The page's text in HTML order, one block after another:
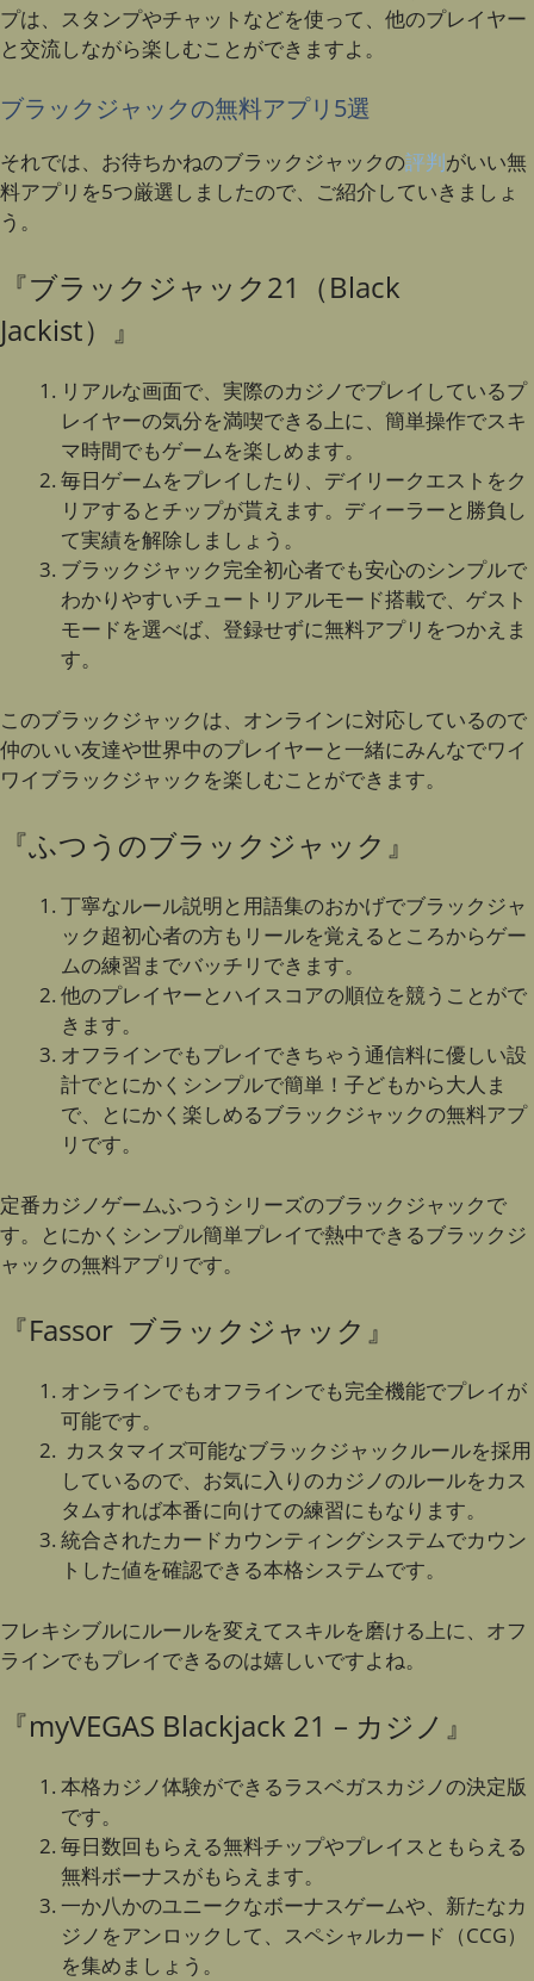
プは、スタンプやチャットなどを使って、他のプレイヤー
と交流しながら楽しむことができますよ。
ブラックジャックの無料アプリ5選
それでは、お待ちかねのブラックジャックの評判がいい無
料アプリを5つ厳選しましたので、ご紹介していきましょ
う。
『ブラックジャック21（Black
Jackist）』
リアルな画面で、実際のカジノでプレイしているプ
レイヤーの気分を満喫できる上に、簡単操作でスキ
マ時間でもゲームを楽しめます。
毎日ゲームをプレイしたり、デイリークエストをク
リアするとチップが貰えます。ディーラーと勝負し
て実績を解除しましょう。
ブラックジャック完全初心者でも安心のシンプルで
わかりやすいチュートリアルモード搭載で、ゲスト
モードを選べば、登録せずに無料アプリをつかえま
す。
このブラックジャックは、オンラインに対応しているので
仲のいい友達や世界中のプレイヤーと一緒にみんなでワイ
ワイブラックジャックを楽しむことができます。
『ふつうのブラックジャック』
丁寧なルール説明と用語集のおかげでブラックジャ
ック超初心者の方もリールを覚えるところからゲー
ムの練習までバッチリできます。
他のプレイヤーとハイスコアの順位を競うことがで
きます。
オフラインでもプレイできちゃう通信料に優しい設
計でとにかくシンプルで簡単！子どもから大人ま
で、とにかく楽しめるブラックジャックの無料アプ
リです。
定番カジノゲームふつうシリーズのブラックジャックで
す。とにかくシンプル簡単プレイで熱中できるブラックジ
ャックの無料アプリです。
『Fassor ブラックジャック』
オンラインでもオフラインでも完全機能でプレイが
可能です。
カスタマイズ可能なブラックジャックルールを採用
しているので、お気に入りのカジノのルールをカス
タムすれば本番に向けての練習にもなります。
統合されたカードカウンティングシステムでカウン
トした値を確認できる本格システムです。
フレキシブルにルールを変えてスキルを磨ける上に、オフ
ラインでもプレイできるのは嬉しいですよね。
『myVEGAS Blackjack 21 – カジノ』
本格カジノ体験ができるラスベガスカジノの決定版
です。
毎日数回もらえる無料チップやプレイスともらえる
無料ボーナスがもらえます。
一か八かのユニークなボーナスゲームや、新たなカ
ジノをアンロックして、スペシャルカード（CCG）
を集めましょう。